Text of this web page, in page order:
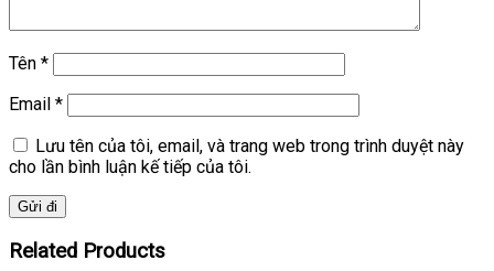
Tên *
Email *
Lưu tên của tôi, email, và trang web trong trình duyệt này
cho lần bình luận kế tiếp của tôi.
Related Products